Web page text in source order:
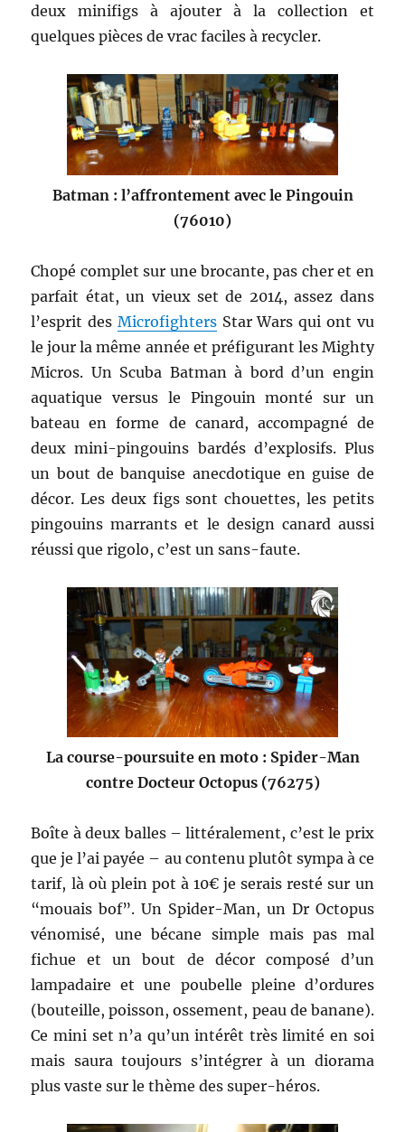
deux minifigs à ajouter à la collection et
quelques pièces de vrac faciles à recycler.
Batman : l’affrontement avec le Pingouin
(76010)
Chopé complet sur une brocante, pas cher et en
parfait état, un vieux set de 2014, assez dans
l’esprit des MicrofightersStar Wars qui ont vu
le jour la même année et préfigurant les Mighty
Micros. Un Scuba Batman à bord d’un engin
aquatique versus le Pingouin monté sur un
bateau en forme de canard, accompagné de
deux mini-pingouins bardés d’explosifs. Plus
un bout de banquise anecdotique en guise de
décor. Les deux figs sont chouettes, les petits
pingouins marrants et le design canard aussi
réussi que rigolo, c’est un sans-faute.
La course-poursuite en moto : Spider-Man
contre Docteur Octopus (76275)
Boîte à deux balles – littéralement, c’est le prix
que je l’ai payée – au contenu plutôt sympa à ce
tarif, là où plein pot à 10€ je serais resté sur un
“mouais bof”. Un Spider-Man, un Dr Octopus
vénomisé, une bécane simple mais pas mal
fichue et un bout de décor composé d’un
lampadaire et une poubelle pleine d’ordures
(bouteille, poisson, ossement, peau de banane).
Ce mini set n’a qu’un intérêt très limité en soi
mais saura toujours s’intégrer à un diorama
plus vaste sur le thème des super-héros.